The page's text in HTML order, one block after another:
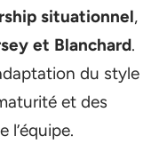
situationnel,
et Blanchard.
du style
et des
l’équipe.